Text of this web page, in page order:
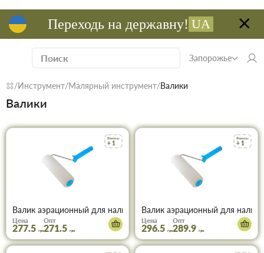
Переходь на державну! UA
Запорожье
Инструмент Малярный инструмент Валики
Валики
Бонусы
+ 1
Валик аэрационный для наливного пола 200 х72мм ФАВОРИТ
Цена
277.5 грн
Опт
271.5 грн
Бонусы
+ 1
Валик аэрационный для
Цена
296.5 грн
Опт
289.9 грн